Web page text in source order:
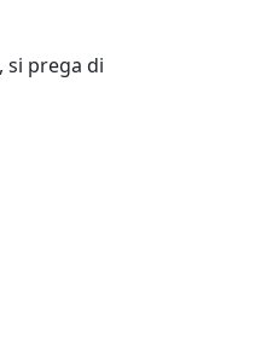
si prega di